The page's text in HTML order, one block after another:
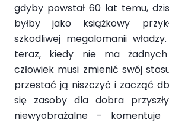
gdyby powstał 60 lat temu,
byłby jako książkowy
szkodliwej megalomanii
teraz, kiedy nie ma
człowiek musi zmienić swój
przestać ją niszczyć i zacząć
się zasoby dla dobra
niewyobrażalne –